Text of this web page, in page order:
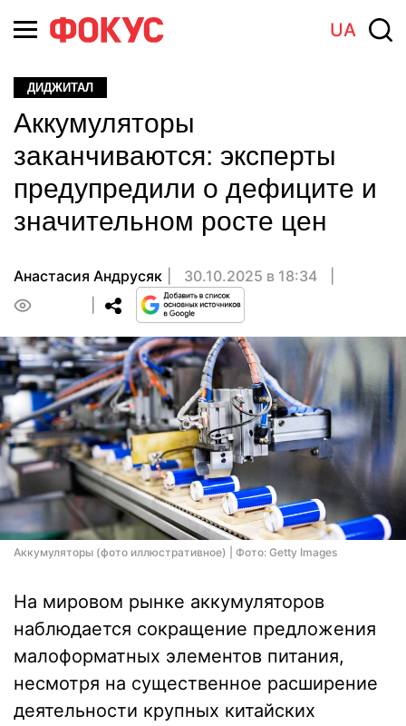
UA
ДИДЖИТАЛ
Аккумуляторы
заканчиваются: эксперты
предупредили о дефиците и
значительном росте цен
Анастасия Андрусяк
30.10.2025 в 18:34
Аккумуляторы (фото иллюстративное) | Фото: Getty Images
На мировом рынке аккумуляторов
наблюдается сокращение предложения
малоформатных элементов питания,
несмотря на существенное расширение
деятельности крупных китайских